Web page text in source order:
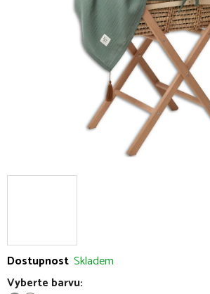
Dostupnost Skladem
Vyberte barvu: